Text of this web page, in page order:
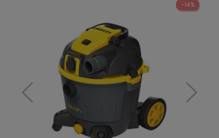
-14%